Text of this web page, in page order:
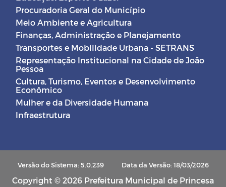
Procuradoria Geral do Município
Meio Ambiente e Agricultura
Finanças, Administração e Planejamento
Transportes e Mobilidade Urbana - SETRANS
Representação Institucional na Cidade de João
Pessoa
Cultura, Turismo, Eventos e Desenvolvimento
Econômico
Mulher e da Diversidade Humana
Infraestrutura
Versão do Sistema: 5.0.239 Data da Versão: 18/03/2026
Copyright © 2026 Prefeitura Municipal de Princesa